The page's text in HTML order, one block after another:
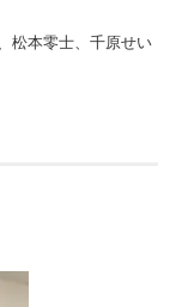
松本零士、千原せい